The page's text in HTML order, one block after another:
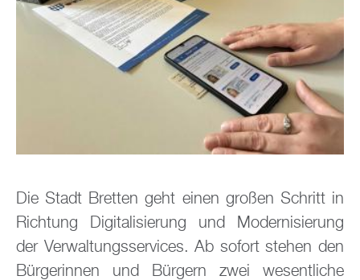
Die Stadt Bretten geht einen großen Schritt in
Richtung Digitalisierung und Modernisierung
der Verwaltungsservices. Ab sofort stehen den
Bürgerinnen und Bürgern zwei wesentliche